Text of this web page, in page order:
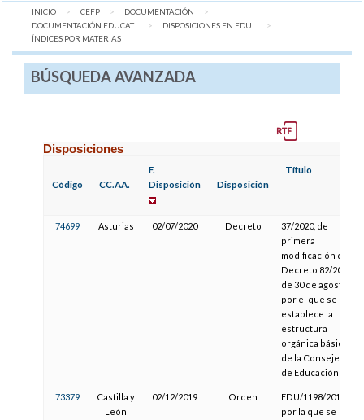
INICIO CEFP
DOCUMENTACIÓN
DOCUMENTACIÓN EDUCAT...
DISPOSICIONES EN EDU...
AQUÍ:
ÍNDICES POR MATERIAS
BÚSQUEDA AVANZADA
Disposiciones
Código CC.AA.
F.
Disposición
Disposición
Título
74699 Asturias 02/07/2020 Decreto
37/2020, de
primera
modificación del
Decreto 82/2019,
de 30 de agosto,
por el que se
establece la
estructura
orgánica básica
de la Consejería
de Educación
73379
Castilla y
León
02/12/2019 Orden
EDU/1198/2019,
por la que se